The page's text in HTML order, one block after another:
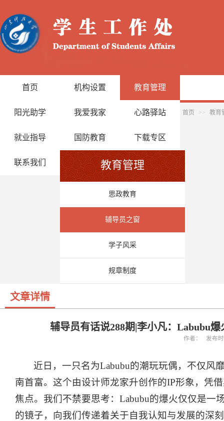
首页 机构设置 教育管理
阳光助学 我爱我家 心路驿站
就业指导 国防教育 下载专区
联系我们
首页 >> 教育
教育管理
思政教育
辅导员之窗
学子风采
规章制度
文章详情
辅导员有话说288期|李小凡：Labubu
作者： 发布
近日，一只名为Labubu的潮玩玩偶，不仅风
南首富。这个由设计师龙家升创作的IP形象，凭
焦点。我们不禁要思考：Labubu的爆火仅仅是一
的镜子，向我们传递着关于自我认知与发展的深